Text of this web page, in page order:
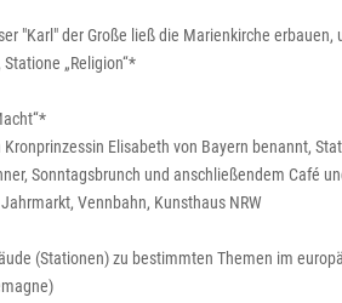
"Karl" der Große ließ die Marienkirche
„Religion“*
Elisabeth von Bayern benannt,
Sonntagsbrunch und anschließendem Café
Vennbahn, Kunsthaus NRW
(Stationen) zu bestimmten Themen im